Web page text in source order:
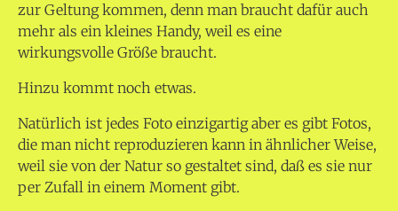
zur Geltung kommen, denn man braucht dafür auch
mehr als ein kleines Handy, weil es eine
wirkungsvolle Größe braucht.
Hinzu kommt noch etwas.
Natürlich ist jedes Foto einzigartig aber es gibt Fotos,
die man nicht reproduzieren kann in ähnlicher Weise,
weil sie von der Natur so gestaltet sind, daß es sie nur
per Zufall in einem Moment gibt.